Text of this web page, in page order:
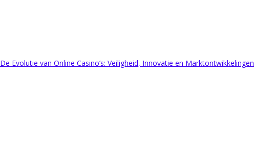
De Evolutie van Online Casino’s: Veiligheid, Innovatie en Marktontwikkelingen